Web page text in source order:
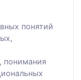
понятий
понимания